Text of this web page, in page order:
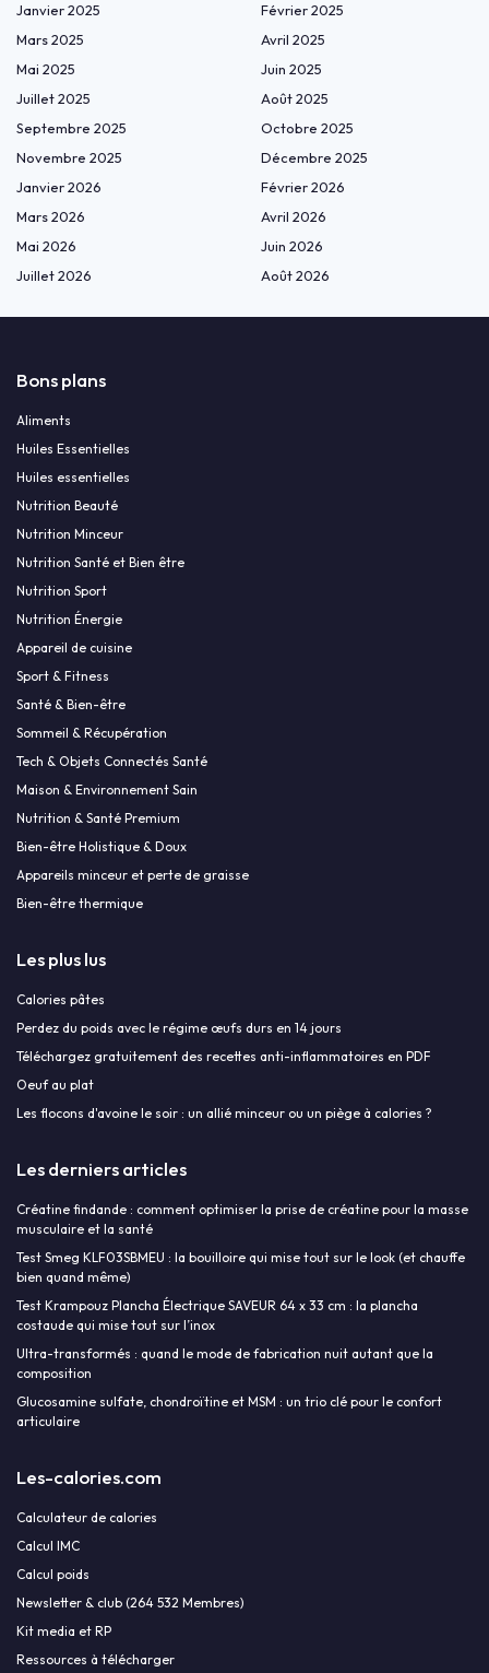
Janvier 2025
Février 2025
Mars 2025
Avril 2025
Mai 2025
Juin 2025
Juillet 2025
Août 2025
Septembre 2025
Octobre 2025
Novembre 2025
Décembre 2025
Janvier 2026
Février 2026
Mars 2026
Avril 2026
Mai 2026
Juin 2026
Juillet 2026
Août 2026
Bons plans
Aliments
Huiles Essentielles
Huiles essentielles
Nutrition Beauté
Nutrition Minceur
Nutrition Santé et Bien être
Nutrition Sport
Nutrition Énergie
Appareil de cuisine
Sport & Fitness
Santé & Bien-être
Sommeil & Récupération
Tech & Objets Connectés Santé
Maison & Environnement Sain
Nutrition & Santé Premium
Bien-être Holistique & Doux
Appareils minceur et perte de graisse
Bien-être thermique
Les plus lus
Calories pâtes
Perdez du poids avec le régime œufs durs en 14 jours
Téléchargez gratuitement des recettes anti-inflammatoires en PDF
Oeuf au plat
Les flocons d'avoine le soir : un allié minceur ou un piège à calories ?
Les derniers articles
Créatine findande : comment optimiser la prise de créatine pour la masse
musculaire et la santé
Test Smeg KLF03SBMEU : la bouilloire qui mise tout sur le look (et chauffe
bien quand même)
Test Krampouz Plancha Électrique SAVEUR 64 x 33 cm : la plancha
costaude qui mise tout sur l’inox
Ultra-transformés : quand le mode de fabrication nuit autant que la
composition
Glucosamine sulfate, chondroïtine et MSM : un trio clé pour le confort
articulaire
Les-calories.com
Calculateur de calories
Calcul IMC
Calcul poids
Newsletter & club (264 532 Membres)
Kit media et RP
Ressources à télécharger